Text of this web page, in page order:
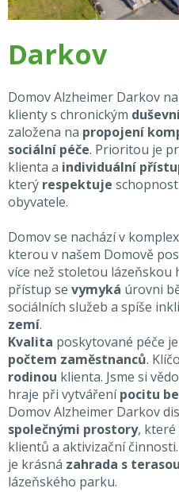
Darkov
Domov Alzheimer Darkov
klienty s chronickým
založena na propojení
sociální péče. Prioritou je
klienta a individuální
který respektuje
obyvatele.
Domov se nachází v
kterou v našem Domově
více než stoletou
přístup se vymyká úrovni
sociálních služeb a spíše
zemí.
Kvalita poskytované péče
počtem zaměstnanců.
rodinou klienta. Jsme si
hraje při vytvářenípocitu
Domov Alzheimer Darkov
společnými prostory, které
klientů a aktivizační
je krásná zahrada s terasou
lázeňského parku.